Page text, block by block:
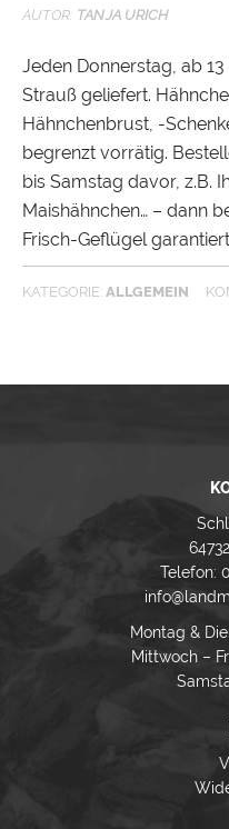
AUTOR: TANJA URICH
Jeden Donnerstag, ab
Strauß geliefert.
Hähnchenbrust, -
begrenzt vorrätig.
bis Samstag davor, z.B.
Maishähnchen… – dann
Frisch-Geflügel
KATEGORIE: ALLGEMEIN
Telefon:
Montag &
Mittwoch –